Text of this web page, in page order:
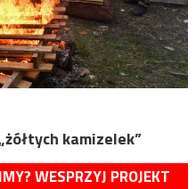
kamizelek”
WESPRZYJ PROJEKT